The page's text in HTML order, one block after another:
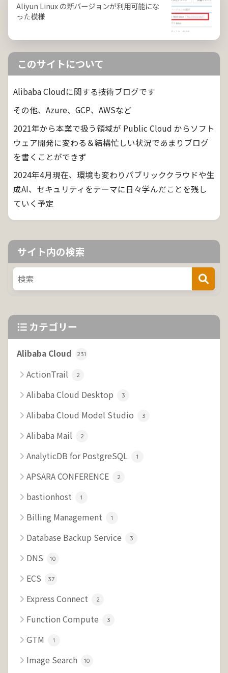
Aliyun Linux の新バージョンが利用可能にな
った模様
このサイトについて
Alibaba Cloudに関する技術ブログです
その他、Azure、GCP、AWSなど
2021年から本業で扱う領域が Public Cloud からソフト
ウェア開発に変わる＆結構忙しい状況であまりブログ
を書くことができず
2024年4月現在、環境も変わりパブリッククラウドや生
成AI、セキュリティをテーマに日々学んだことを残し
ていく予定
サイト内の検索
カテゴリー
Alibaba Cloud 231
ActionTrail 2
Alibaba Cloud Desktop 3
Alibaba Cloud Model Studio 3
Alibaba Mail 2
AnalyticDB for PostgreSQL 1
APSARA CONFERENCE 2
bastionhost 1
Billing Management 1
Database Backup Service 3
DNS 10
ECS 37
Express Connect 2
Function Compute 3
GTM 1
Image Search 10